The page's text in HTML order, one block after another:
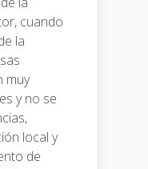
cuando
la
muy
y no se
local y
de